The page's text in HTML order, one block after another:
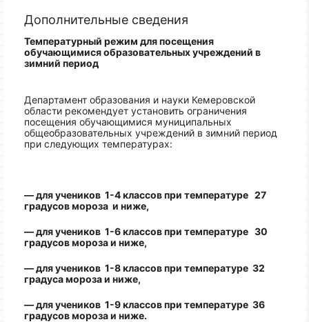
Дополнительные сведения
Температурный режим для посещения
обучающимися образовательных учреждений в
зимний период
Департамент образования и науки Кемеровской
области рекомендует установить ограничения
посещения обучающимися муниципальных
общеобразовательных учреждений в зимний период
при следующих температурах:
— для учеников 1-4 классов при температуре 27
градусов мороза и ниже,
— для учеников 1-6 классов при температуре 30
градусов мороза и ниже,
— для учеников 1-8 классов при температуре 32
градуса мороза и ниже,
— для учеников 1-9 классов при температуре 36
градусов мороза и ниже.